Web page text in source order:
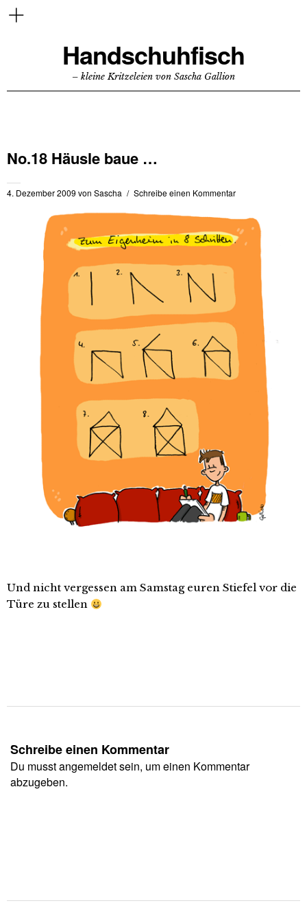
Handschuhfisch
– kleine Kritzeleien von Sascha Gallion
No.18 Häusle baue …
4. Dezember 2009 von Sascha Schreibe einen Kommentar
Und nicht vergessen am Samstag euren Stiefel vor die
Türe zu stellen
Schreibe einen Kommentar
Du musstangemeldetsein, um einen Kommentar
abzugeben.